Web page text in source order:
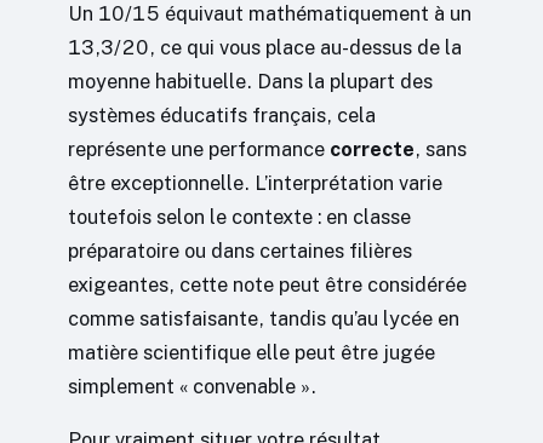
Un 10/15 équivaut mathématiquement à un
13,3/20, ce qui vous place au-dessus de la
moyenne habituelle. Dans la plupart des
systèmes éducatifs français, cela
représente une performance correcte, sans
être exceptionnelle. L’interprétation varie
toutefois selon le contexte : en classe
préparatoire ou dans certaines filières
exigeantes, cette note peut être considérée
comme satisfaisante, tandis qu’au lycée en
matière scientifique elle peut être jugée
simplement « convenable ».